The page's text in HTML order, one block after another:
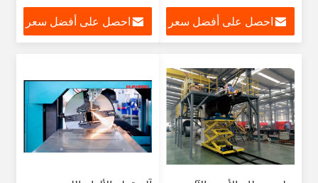
احصل على أفضل سعر احصل على أفضل سعر